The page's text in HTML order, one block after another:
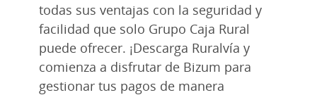
todas sus ventajas con la seguridad y
facilidad que solo Grupo Caja Rural
puede ofrecer. ¡Descarga Ruralvía y
comienza a disfrutar de Bizum para
gestionar tus pagos de manera